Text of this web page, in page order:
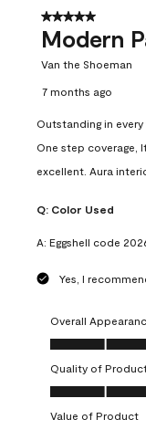
5 out of 5 stars.
Modern
Van the Shoeman
7 months ago
Outstanding in every
One step coverage,
excellent. Aura
Q: Color Used
A: Eggshell code
Yes, I
Overall
Overall
Quality of
Quality of
Value of Product